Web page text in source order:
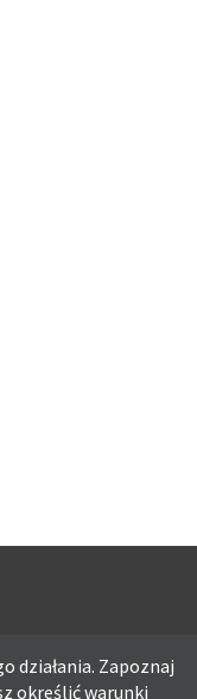
działania. Zapoznaj
określić warunki